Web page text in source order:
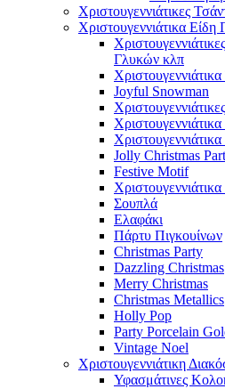
Χριστουγεννιάτικες
Χριστουγεννιάτικα Είδη
Γλυκών κλπ
Joyful Snowman
Jolly Christmas
Festive Motif
Σουπλά
Ελαφάκι
Πάρτυ Πιγκουίνων
Christmas Party
Dazzling Christmas
Merry Christmas
Christmas Metallics
Holly Pop
Party Porcelain
Vintage Noel
Χριστουγεννιάτικη
Υφασμάτινες